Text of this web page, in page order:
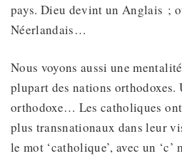
pays. Dieu devint un Anglais ;
Néerlandais…
Nous voyons aussi une
plupart des nations orthodoxes.
orthodoxe… Les catholiques
plus transnationaux dans leur
le mot ‘catholique’, avec un